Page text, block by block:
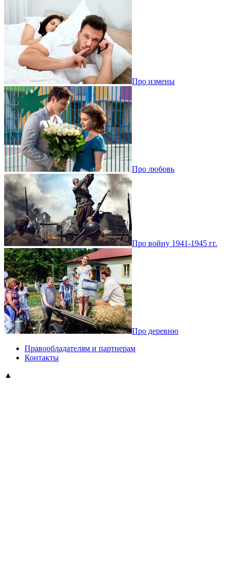
Про измены
Про любовь
Про войну 1941-1945 гг.
Про деревню
Правообладателям и партнерам
Контакты
▲